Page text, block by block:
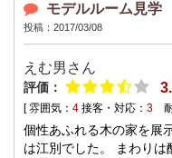
モデルルーム見学
投稿：2017/03/08
えむ男さん
評価：
[ 雰囲気： 4 接客・対応： 3
個性あふれる木の家を展
は江別でした。 まわりは